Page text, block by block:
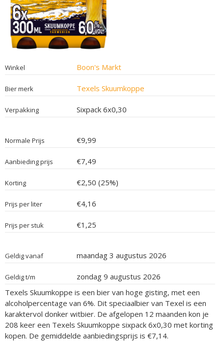
Winkel Boon's Markt
Bier merk Texels Skuumkoppe
Verpakking Sixpack 6x0,30
Normale Prijs €9,99
Aanbieding prijs €7,49
Korting €2,50 (25%)
Prijs per liter €4,16
Prijs per stuk €1,25
Geldig vanaf maandag 3 augustus 2026
Geldig t/m
zondag 9 augustus 2026
Texels Skuumkoppe is een bier van hoge gisting, met een
alcoholpercentage van 6%. Dit speciaalbier van Texel is een
karaktervol donker witbier. De afgelopen 12 maanden kon je
208 keer een Texels Skuumkoppe sixpack 6x0,30 met korting
kopen. De gemiddelde aanbiedingsprijs is €7,14.